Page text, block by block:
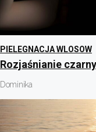
PIELEGNACJA WLOSOW
Rozjaśnianie
Dominika